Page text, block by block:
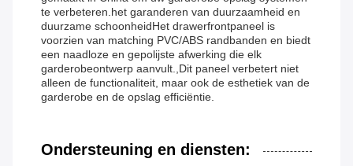
te verbeteren.het garanderen van duurzaamheid en
duurzame schoonheidHet drawerfrontpaneel is
voorzien van matching PVC/ABS randbanden en biedt
een naadloze en gepolijste afwerking die elk
garderobeontwerp aanvult.,Dit paneel verbetert niet
alleen de functionaliteit, maar ook de esthetiek van de
garderobe en de opslag efficiëntie.
Ondersteuning en diensten: